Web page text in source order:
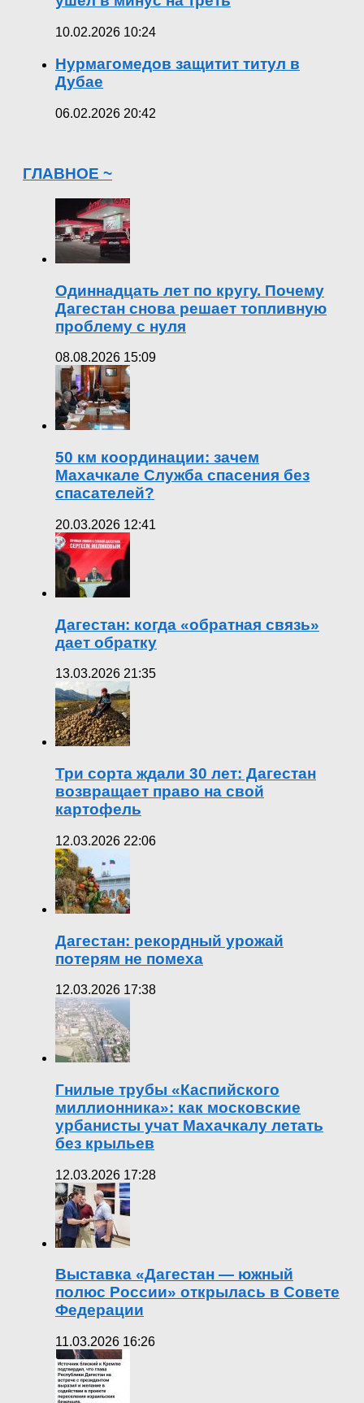
10.02.2026 10:24
Нурмагомедов защитит титул в
Дубае
06.02.2026 20:42
ГЛАВНОЕ ~
Одиннадцать лет по кругу. Почему
Дагестан снова решает топливную
проблему с нуля
08.08.2026 15:09
50 км координации: зачем
Махачкале Служба спасения без
спасателей?
20.03.2026 12:41
Дагестан: когда «обратная связь»
дает обратку
13.03.2026 21:35
Три сорта ждали 30 лет: Дагестан
возвращает право на свой
картофель
12.03.2026 22:06
Дагестан: рекордный урожай
потерям не помеха
12.03.2026 17:38
Гнилые трубы «Каспийского
миллионника»: как московские
урбанисты учат Махачкалу летать
без крыльев
12.03.2026 17:28
Выставка «Дагестан — южный
полюс России» открылась в Совете
Федерации
11.03.2026 16:26